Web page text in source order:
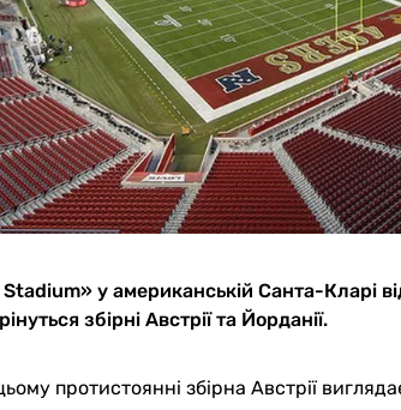
у американській Санта-Кларі
збірні Австрії та Йорданії.
протистоянні збірна Австрії